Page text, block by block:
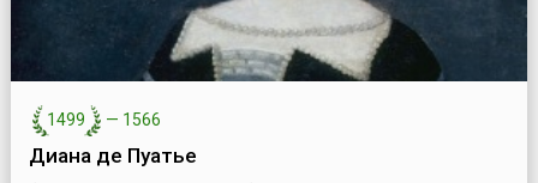
1499 — 1566
Диана де Пуатье